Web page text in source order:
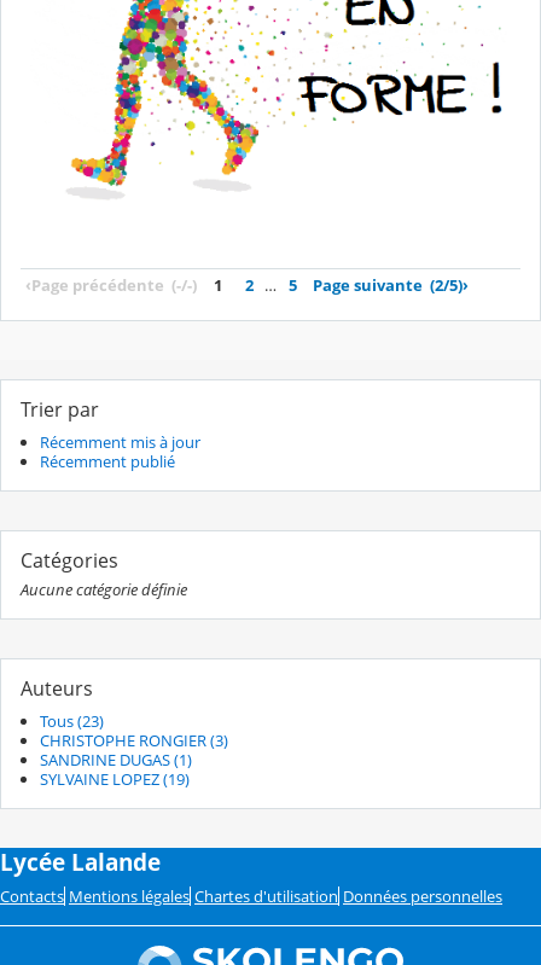
‹Page précédente (-/-) 1 2 … 5 Page suivante (2/5)›
Trier par
Récemment mis à jour
Récemment publié
Catégories
Aucune catégorie définie
Auteurs
Tous (23)
CHRISTOPHE RONGIER (3)
SANDRINE DUGAS (1)
SYLVAINE LOPEZ (19)
Lycée Lalande
Contacts Mentions légales Chartes d'utilisation Données personnelles